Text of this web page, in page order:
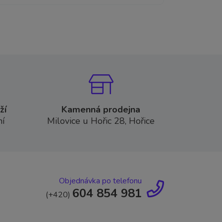
Kamenná prodejna
Milovice u Hořic 28, Hořice
Objednávka po telefonu
(+420) 604 854 981